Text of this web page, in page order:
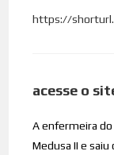
https://
acesse o
A enfermeira
Medusa II e